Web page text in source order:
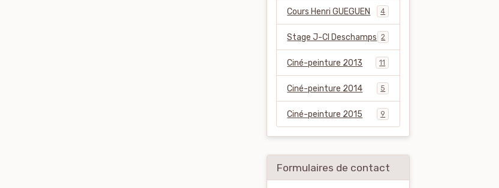
Cours Henri GUEGUEN 4
Stage J-Cl Deschamps 2
Ciné-peinture 2013 11
Ciné-peinture 2014 5
Ciné-peinture 2015 9
Formulaires de contact